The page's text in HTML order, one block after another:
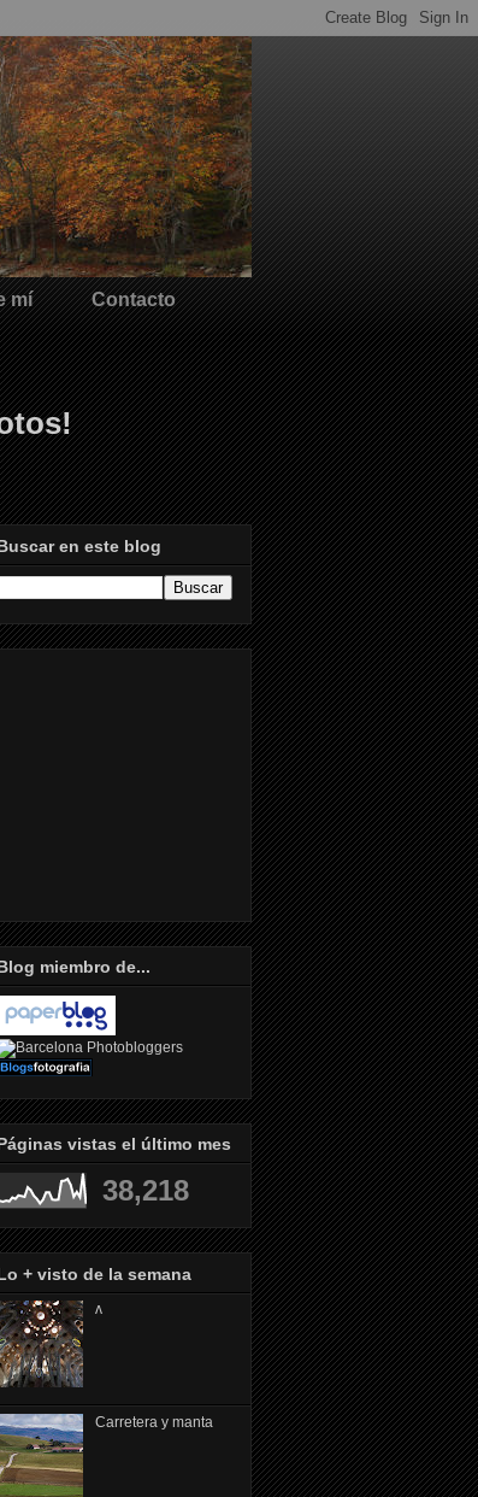
mí Contacto
en este blog
miembro de...
vistas el último mes
38,218
+ visto de la semana
ᴧ
Carretera y manta